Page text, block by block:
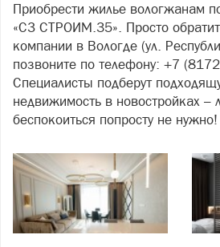
Приобрести жилье вологжанам
«СЗ СТРОИМ.35». Просто
компании в Вологде (ул.
позвоните по телефону: +7
Специалисты подберут
недвижимость в новостройках –
беспокоиться попросту не нужно!